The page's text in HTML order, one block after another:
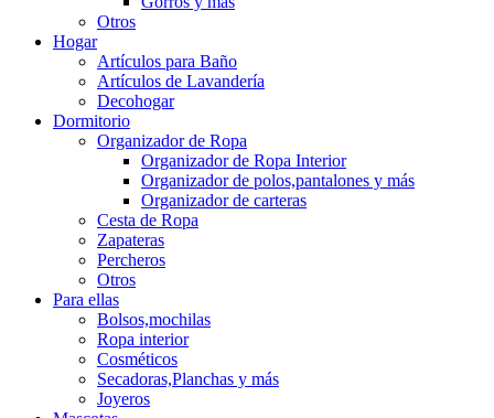
Otros
Hogar
Artículos para Baño
Artículos de Lavandería
Decohogar
Dormitorio
Organizador de Ropa
Organizador de Ropa Interior
Organizador de polos,pantalones y más
Organizador de carteras
Cesta de Ropa
Zapateras
Percheros
Otros
Para ellas
Bolsos,mochilas
Ropa interior
Cosméticos
Secadoras,Planchas y más
Joyeros